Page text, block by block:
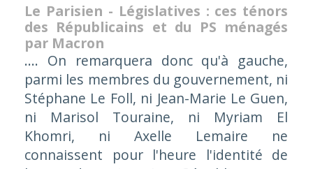
Le Parisien - Législatives : ces ténors
des Républicains et du PS ménagés
par Macron
.... On remarquera donc qu'à gauche,
parmi les membres du gouvernement, ni
Stéphane Le Foll, ni Jean-Marie Le Guen,
ni Marisol Touraine, ni Myriam El
Khomri, ni Axelle Lemaire ne
connaissent pour l'heure l'identité de